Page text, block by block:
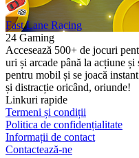
Fast Lane Racing
24 Gaming
Accesează 500+ de jocuri
uri și arcade până la acțiune
pentru mobil și se joacă
și distracție oricând, oriunde!
Linkuri rapide
Termeni și condiții
Politica de confidențialitate
Informații de contact
Contactează-ne